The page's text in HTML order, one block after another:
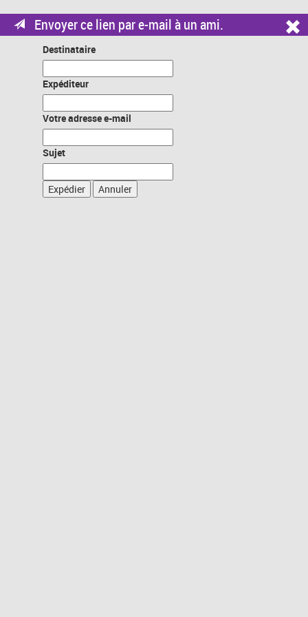
Envoyer ce lien par e-mail à un ami.
Destinataire
Expéditeur
Votre adresse e-mail
Sujet
Expédier Annuler